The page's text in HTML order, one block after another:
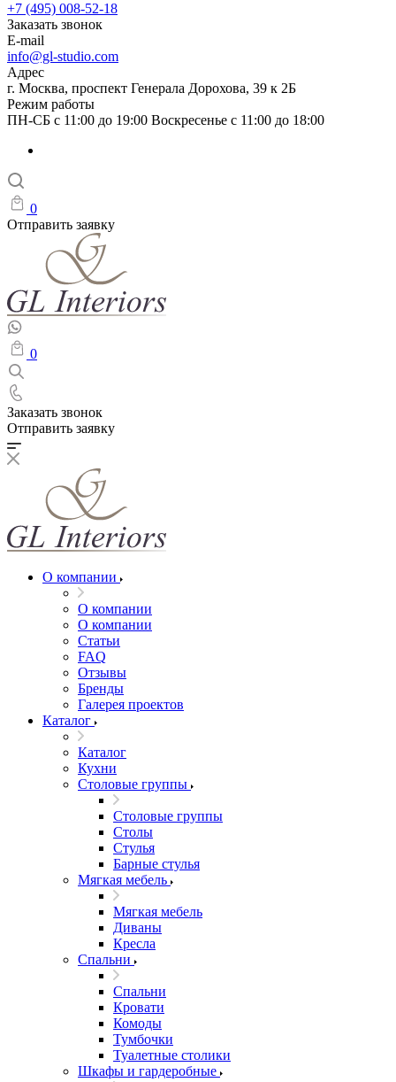
+7 (495) 008-52-18
Заказать звонок
E-mail
info@gl-studio.com
Адрес
г. Москва, проспект Генерала Дорохова, 39 к 2Б
Режим работы
ПН-СБ с 11:00 до 19:00 Воскресенье с 11:00 до 18:00
0
Отправить заявку
0
Заказать звонок
Отправить заявку
О компании
О компании
О компании
Статьи
FAQ
Отзывы
Бренды
Галерея проектов
Каталог
Каталог
Кухни
Столовые группы
Столовые группы
Столы
Стулья
Барные стулья
Мягкая мебель
Мягкая мебель
Диваны
Кресла
Спальни
Спальни
Кровати
Комоды
Тумбочки
Туалетные столики
Шкафы и гардеробные